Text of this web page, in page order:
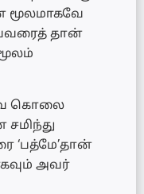
மூலமாகவே
தான்
கொலை
சமிந்து
‘பத்மே’தான்
அவர்